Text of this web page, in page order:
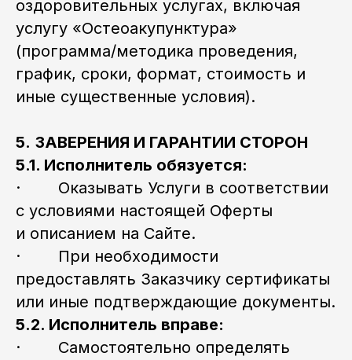
оздоровительных услугах, включая
услугу «Остеоакупунктура»
(программа/методика проведения,
график, сроки, формат, стоимость и
иные существенные условия).
5. ЗАВЕРЕНИЯ И ГАРАНТИИ СТОРОН
5.1. Исполнитель обязуется:
· Оказывать Услуги в соответствии
с условиями настоящей Оферты
и описанием на Сайте.
· При необходимости
предоставлять Заказчику сертификаты
или иные подтверждающие документы.
5.2. Исполнитель вправе:
· Самостоятельно определять